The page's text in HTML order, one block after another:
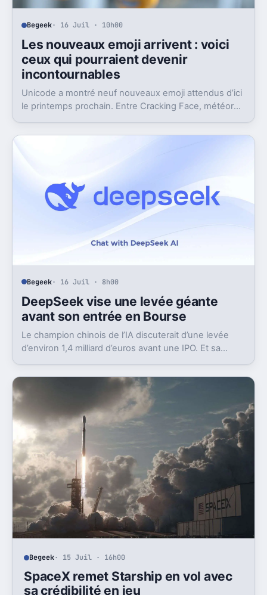
Begeek· 16 Juil · 10h00
Les nouveaux emoji arrivent : voici
ceux qui pourraient devenir
incontournables
Unicode a montré neuf nouveaux emoji attendus d’ici
le printemps prochain. Entre Cracking Face, météore
Begeek· 16 Juil · 8h00
DeepSeek vise une levée géante
avant son entrée en Bourse
Le champion chinois de l’IA discuterait d’une levée
d’environ 1,4 milliard d’euros avant une IPO. Et sa
Begeek· 15 Juil · 16h00
SpaceX remet Starship en vol avec
sa crédibilité en jeu